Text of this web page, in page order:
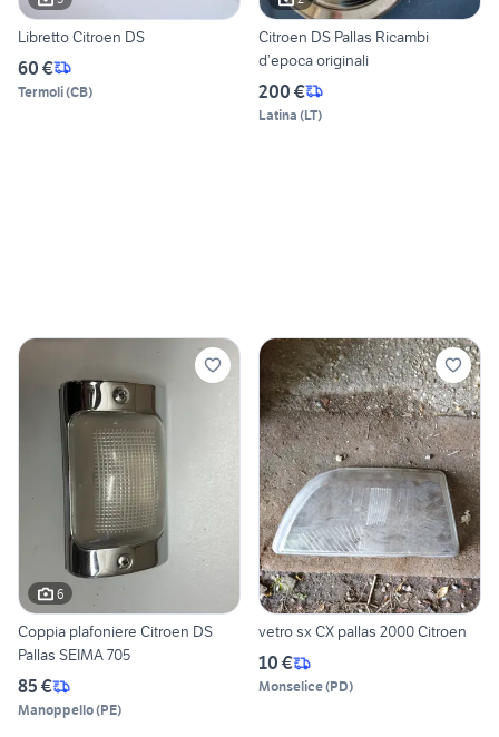
Libretto Citroen DS
60 €
Termoli(CB)
Citroen DS Pallas Ricambi
d’epoca originali
200 €
Latina (LT)
6
Coppia plafoniere Citroen DS
Pallas SEIMA 705
85 €
Manoppello(PE)
vetro sx CX pallas 2000 Citroen
10 €
Monselice(PD)